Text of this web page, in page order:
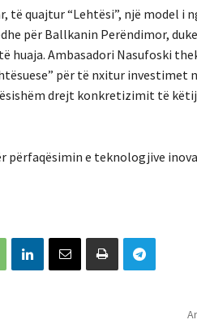
quajtur “Lehtësi”, një model i
për Ballkanin Perëndimor,
huaja. Ambasadori Nasufoski
për të nxitur investimet
drejt konkretizimit të
përfaqësimin e teknologjive